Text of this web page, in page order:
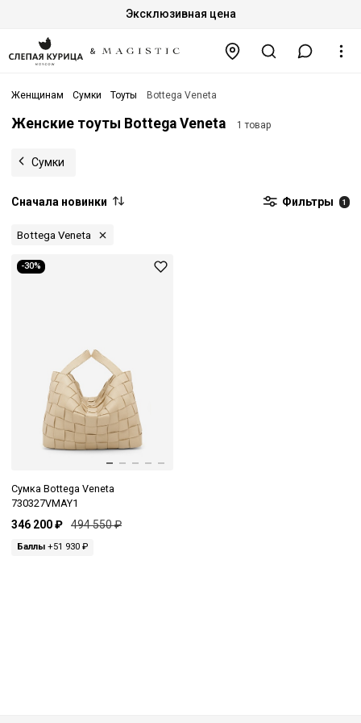
Эксклюзивная цена
Женщинам Сумки Тоуты Bottega Veneta
Женские тоуты Bottega Veneta 1 товар
Сумки
Сначала новинки Фильтры 1
Bottega Veneta
-30%
Сумка Bottega Veneta
730327VMAY1
346 200 ₽ 494 550 ₽
Баллы +51 930 ₽